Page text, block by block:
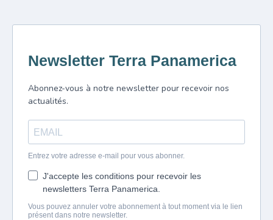
Newsletter Terra Panamerica
Abonnez-vous à notre newsletter pour recevoir nos
actualités.
Entrez votre adresse e-mail pour vous abonner.
J'accepte les conditions pour recevoir les
newsletters Terra Panamerica.
Vous pouvez annuler votre abonnement à tout moment via le lien
présent dans notre newsletter.